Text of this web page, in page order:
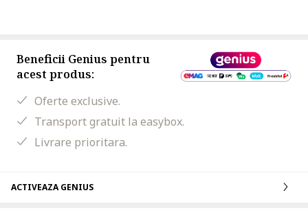
Beneficii Genius pentru
acest produs:
Oferte exclusive.
Transport gratuit la easybox.
Livrare prioritara.
ACTIVEAZA GENIUS